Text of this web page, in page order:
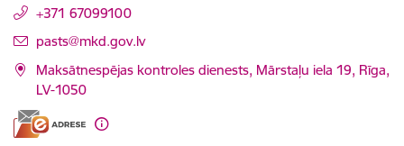
+371 67099100
E-pasts:
pasts@mkd.gov.lv
Maksātnespējas kontroles dienests, Mārstaļu iela 19, Rīga,
LV-1050